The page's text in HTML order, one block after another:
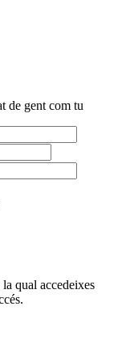
de gent com tu
qual accedeixes